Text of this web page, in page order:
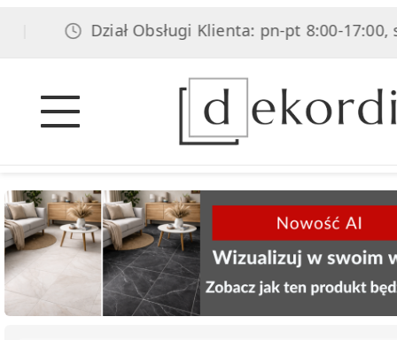
Dział Obsługi Klienta: pn-pt 8:00-17:00, sob